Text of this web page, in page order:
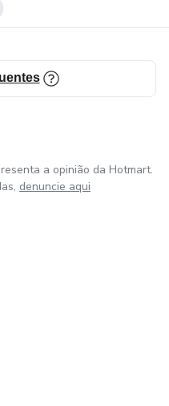
Autora: VLR
a opinião da Hotmart.
denuncie aqui